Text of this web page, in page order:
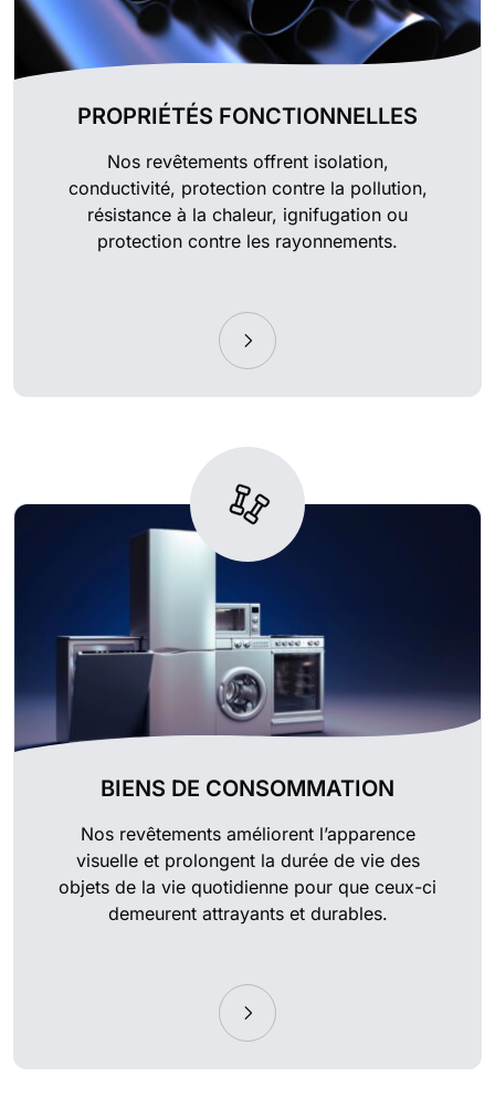
PROPRIÉTÉS FONCTIONNELLES
Nos revêtements offrent isolation,
conductivité, protection contre la pollution,
résistance à la chaleur, ignifugation ou
protection contre les rayonnements.
BIENS DE CONSOMMATION
Nos revêtements améliorent l’apparence
visuelle et prolongent la durée de vie des
objets de la vie quotidienne pour que ceux-ci
demeurent attrayants et durables.